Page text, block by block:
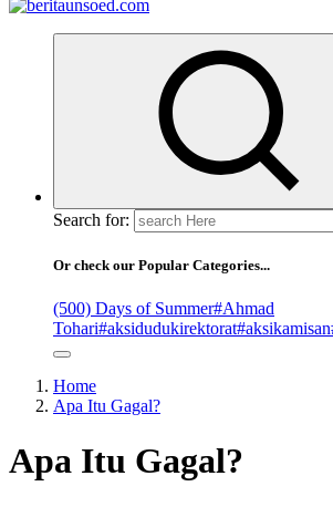
Pemandu Wawasan Almamater
Search for:
Or check our Popular Categories...
(500) Days of Summer#Ahmad
Tohari#aksidudukirektorat#aksikamisan
Home
Apa Itu Gagal?
Apa Itu Gagal?